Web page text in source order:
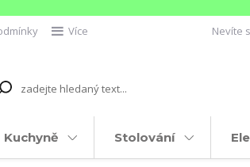
Více Nevíte
Kuchyně Stolování